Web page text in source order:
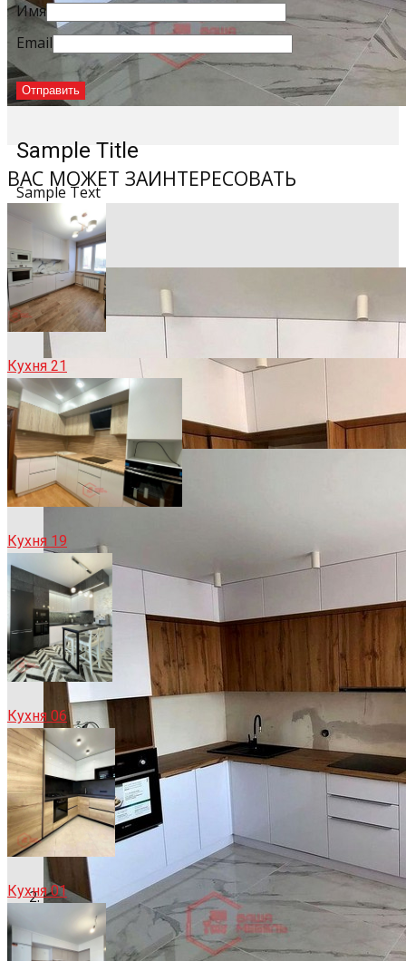
Sample Title
Sample Text
Имя
Email
ВАС МОЖЕТ ЗАИНТЕРЕСОВАТЬ
Кухня 21
Кухня 19
Кухня 06
Кухня 01